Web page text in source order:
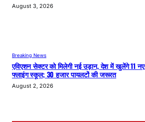
August 3, 2026
Breaking News
एविएशन सेक्टर को मिलेगी नई उड़ान, देश में खुलेंगे 11 नए
फ्लाइंग स्कूल; 30 हजार पायलटों की जरूरत
August 2, 2026